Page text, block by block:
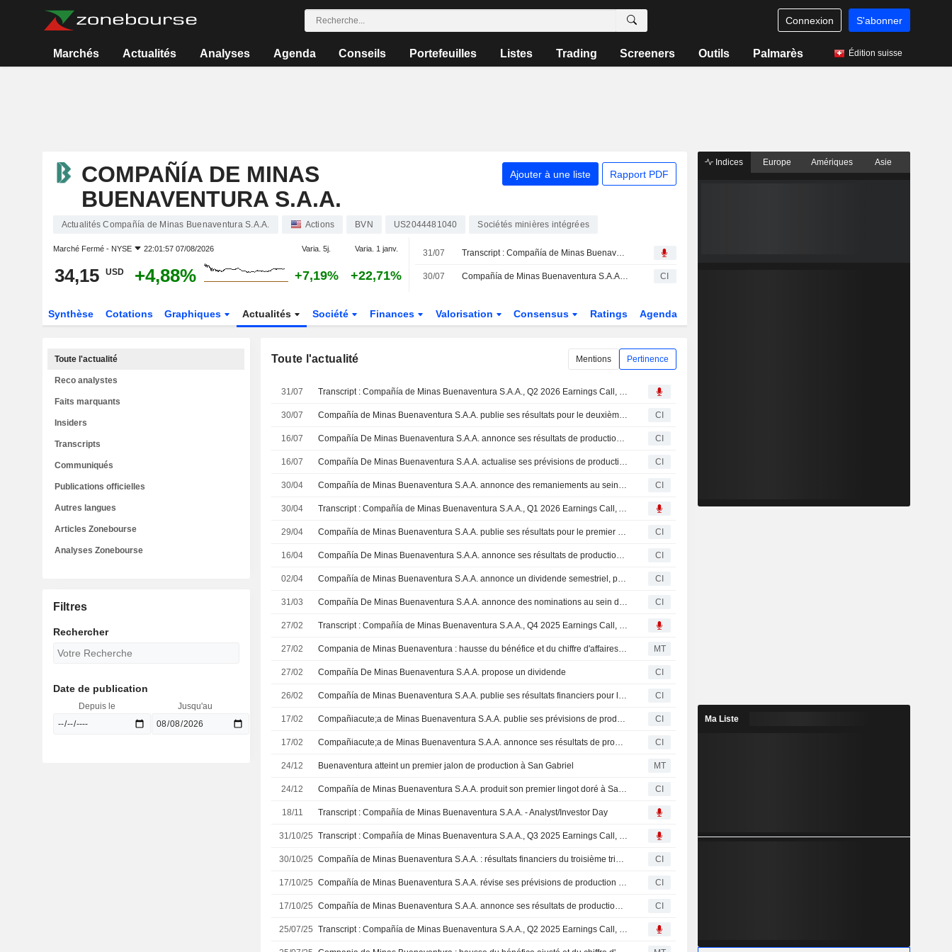
Connexion S'abonner
Marchés Actualités Analyses Agenda Conseils Portefeuilles Listes Trading Screeners Outils Palmarès Édition suisse
COMPAÑÍA DE MINAS
BUENAVENTURA S.A.A.
Ajouter à une liste Rapport PDF
Actualités Compañía de Minas Buenaventura S.A.A. Actions BVN US2044481040 Sociétés minières intégrées
Marché Fermé - NYSE 22:01:57 07/08/2026 Varia. 5j. Varia. 1 janv.
34,15 USD +4,88% +7,19% +22,71%
31/07 Transcript : Compañía de Minas Buenaventura S.A.A., Q2 2026 Earnings Call, Jul 31, 2026
30/07 Compañía de Minas Buenaventura S.A.A. publie ses résultats pour le deuxième trimestre et le premier semestre clos le 30 juin 2026 CI
Synthèse Cotations Graphiques Actualités Société Finances Valorisation Consensus Ratings Agenda
Toute l'actualité Mentions Pertinence
31/07 Transcript : Compañía de Minas Buenaventura S.A.A., Q2 2026 Earnings Call, Jul 31, 2026
30/07 Compañía de Minas Buenaventura S.A.A. publie ses résultats pour le deuxième trimestre et le premier semestre clos le 30 juin 2026 CI
16/07 Compañía De Minas Buenaventura S.A.A. annonce ses résultats de production pour le deuxième trimestre et le premier semestre clos le 30 juin 2026 CI
16/07 Compañía De Minas Buenaventura S.A.A. actualise ses prévisions de production pour 2026 CI
30/04 Compañía de Minas Buenaventura S.A.A. annonce des remaniements au sein de son conseil d'administration, effectifs au 29 avril 2026 CI
30/04 Transcript : Compañía de Minas Buenaventura S.A.A., Q1 2026 Earnings Call, Apr 30, 2026
29/04 Compañía de Minas Buenaventura S.A.A. publie ses résultats pour le premier trimestre clos le 31 mars 2026 CI
16/04 Compañía De Minas Buenaventura S.A.A. annonce ses résultats de production pour le premier trimestre clos le 31 mars 2026 CI
02/04 Compañía de Minas Buenaventura S.A.A. annonce un dividende semestriel, payable le 12 mai 2026 CI
31/03 Compañía De Minas Buenaventura S.A.A. annonce des nominations au sein de son conseil d'administration, effectives au 30 mars 2026 CI
27/02 Transcript : Compañía de Minas Buenaventura S.A.A., Q4 2025 Earnings Call, Feb 27, 2026
27/02 Compania de Minas Buenaventura : hausse du bénéfice et du chiffre d'affaires au quatrième trimestre MT
27/02 Compañía De Minas Buenaventura S.A.A. propose un dividende CI
26/02 Compañía de Minas Buenaventura S.A.A. publie ses résultats financiers pour l'exercice clos au 31 décembre 2025 CI
17/02 Compañiacute;a de Minas Buenaventura S.A.A. publie ses prévisions de production pour l'année se terminant le 31 décembre 2026 CI
17/02 Compañiacute;a de Minas Buenaventura S.A.A. annonce ses résultats de production pour le quatrième trimestre et l'année complète close au 31 décembre 2025 CI
24/12 Buenaventura atteint un premier jalon de production à San Gabriel MT
24/12 Compañía de Minas Buenaventura S.A.A. produit son premier lingot doré à San Gabriel CI
18/11 Transcript : Compañía de Minas Buenaventura S.A.A. - Analyst/Investor Day
31/10/25 Transcript : Compañía de Minas Buenaventura S.A.A., Q3 2025 Earnings Call, Oct 31, 2025
30/10/25 Compañía de Minas Buenaventura S.A.A. : résultats financiers du troisième trimestre et des neuf premiers mois clos au 30 septembre 2025 CI
17/10/25 Compañía de Minas Buenaventura S.A.A. révise ses prévisions de production pour 2025 CI
17/10/25 Compañía de Minas Buenaventura S.A.A. annonce ses résultats de production pour les trois et neuf premiers mois clos le 30 septembre 2025 CI
25/07/25 Transcript : Compañía de Minas Buenaventura S.A.A., Q2 2025 Earnings Call, Jul 25, 2025
Toute l'actualité
Reco analystes
Faits marquants
Insiders
Transcripts
Communiqués
Publications officielles
Autres langues
Articles Zonebourse
Analyses Zonebourse
Filtres
Rechercher
Date de publication
Depuis le Jusqu'au
Indices Europe Amériques Asie
Ma Liste